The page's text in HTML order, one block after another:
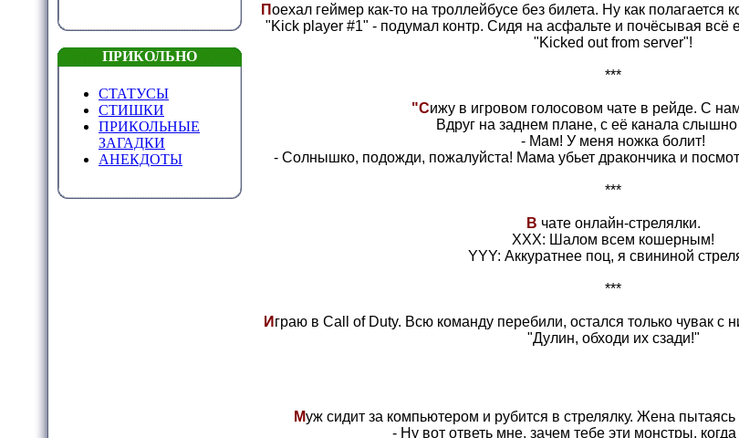
ПРИКОЛЬНО
СТАТУСЫ
СТИШКИ
ПРИКОЛЬНЫЕ
ЗАГАДКИ
АНЕКДОТЫ
Поехал геймер как-то на троллейбусе без билета. Ну как полагается
"Kick player #1" - подумал контр. Сидя на асфальте и почёсывая
"Kicked out from server"!
***
"Сижу в игровом голосовом чате в рейде. С
Вдруг на заднем плане, с её канала слышно
- Мам! У меня ножка болит!
- Солнышко, подожди, пожалуйста! Мама убьет дракончика и
***
В чате онлайн-стрелялки.
XXX: Шалом всем кошерным!
YYY: Аккуратнее поц, я свининой
***
И граю в Call of Duty. Всю команду перебили, остался только чувак с
"Дулин, обходи их сзади!"
Муж сидит за компьютером и рубится в стрелялку. Жена
- Ну вот ответь мне, зачем тебе эти монстры, когда